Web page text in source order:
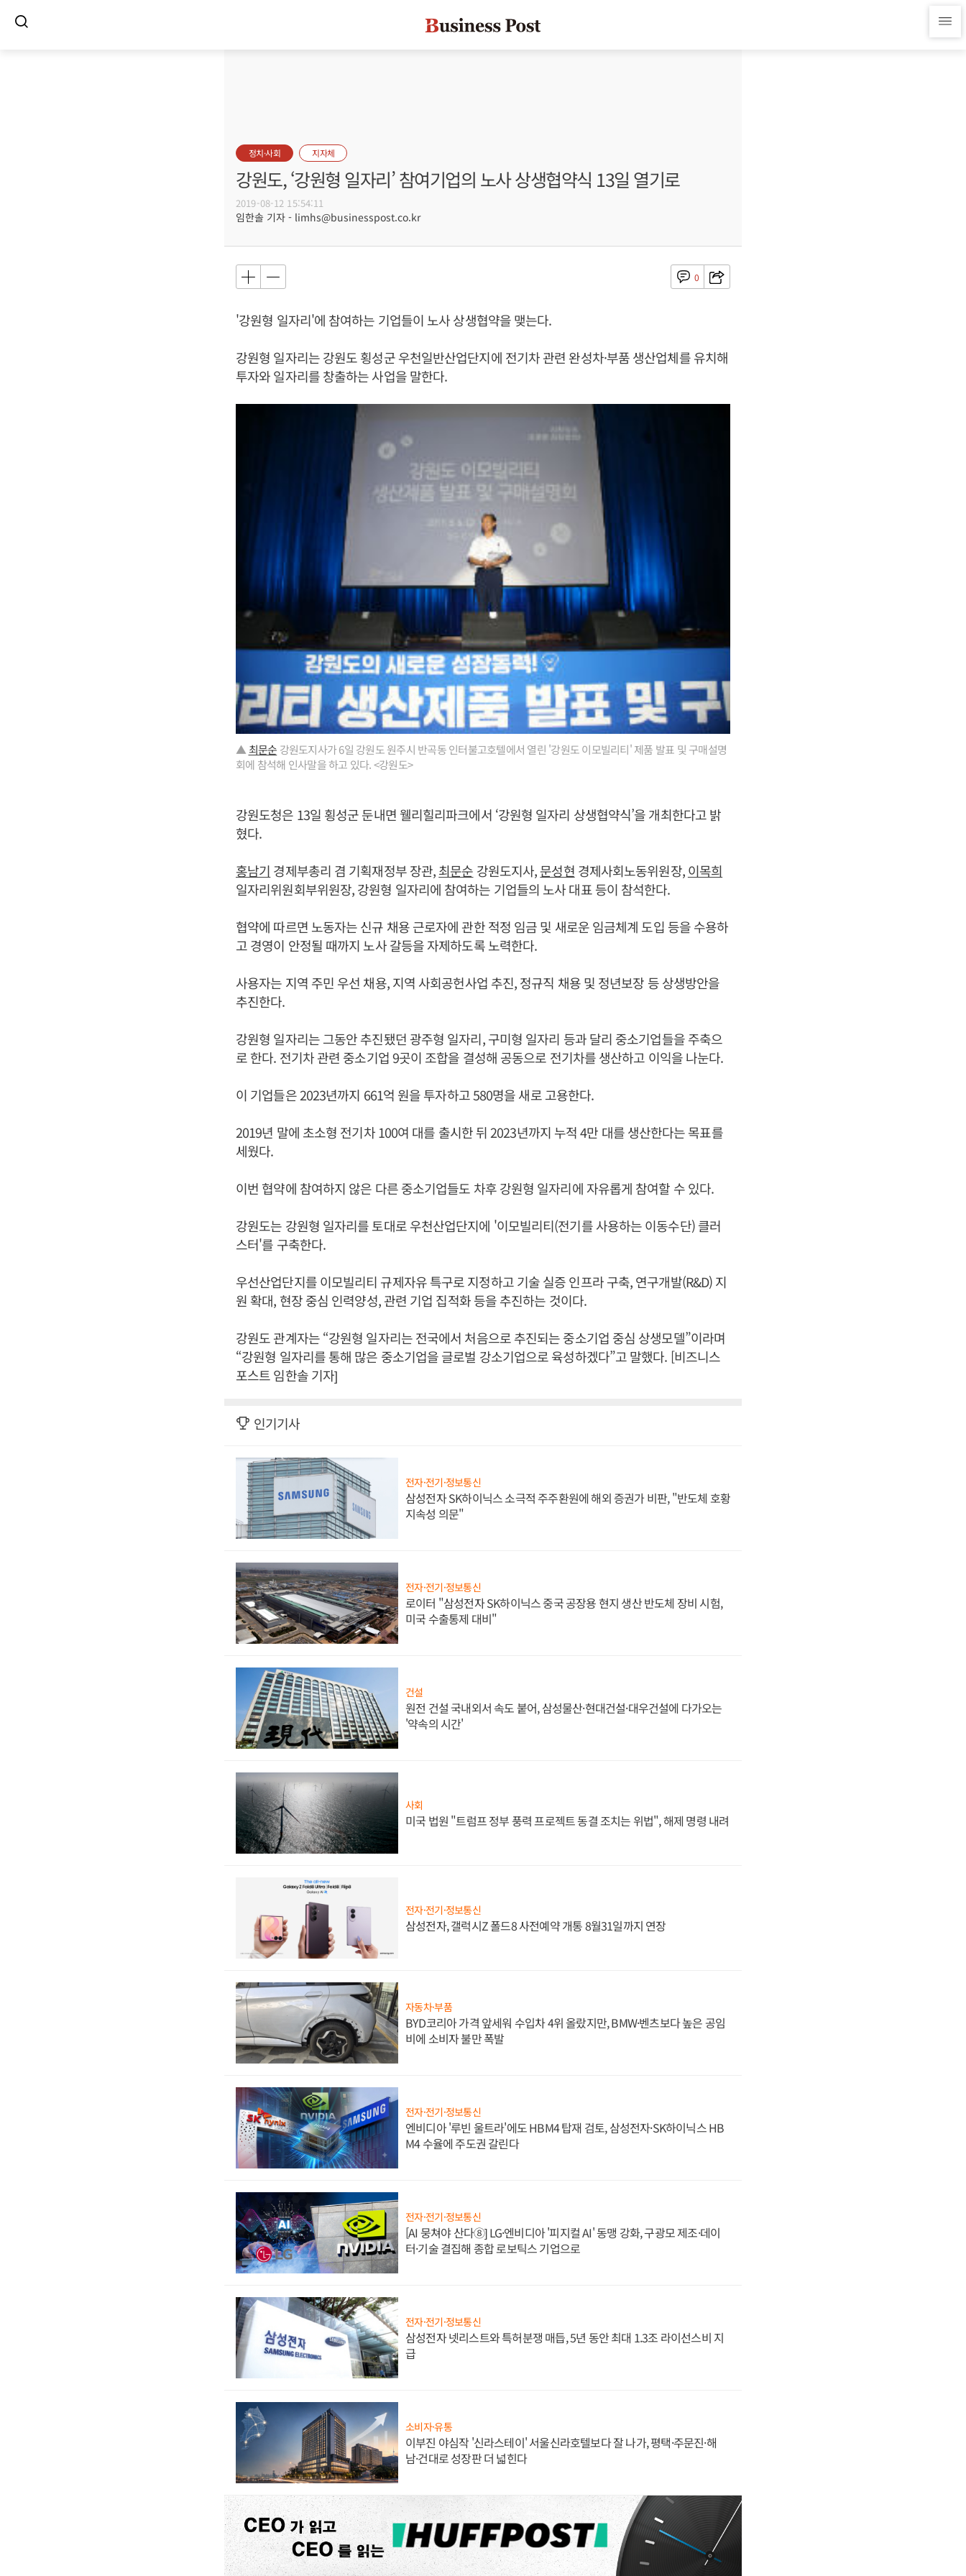
정치·사회 지자체
강원도, ‘강원형 일자리’ 참여기업의 노사 상생협약식 13일 열기로
2019-08-12 15:54:11
임한솔 기자 - limhs@businesspost.co.kr
0
'강원형 일자리'에 참여하는 기업들이 노사 상생협약을 맺는다.
강원형 일자리는 강원도 횡성군 우천일반산업단지에 전기차 관련 완성차·부품 생산업체를 유치해
투자와 일자리를 창출하는 사업을 말한다.
▲ 최문순 강원도지사가 6일 강원도 원주시 반곡동 인터불고호텔에서 열린 '강원도 이모빌리티' 제품 발표 및 구매설명
회에 참석해 인사말을 하고 있다. <강원도>
강원도청은 13일 횡성군 둔내면 웰리힐리파크에서 ‘강원형 일자리 상생협약식’을 개최한다고 밝
혔다.
홍남기 경제부총리 겸 기획재정부 장관,최문순 강원도지사,문성현 경제사회노동위원장,이목희
일자리위원회부위원장, 강원형 일자리에 참여하는 기업들의 노사 대표 등이 참석한다.
협약에 따르면 노동자는 신규 채용 근로자에 관한 적정 임금 및 새로운 임금체계 도입 등을 수용하
고 경영이 안정될 때까지 노사 갈등을 자제하도록 노력한다.
사용자는 지역 주민 우선 채용, 지역 사회공헌사업 추진, 정규직 채용 및 정년보장 등 상생방안을
추진한다.
강원형 일자리는 그동안 추진됐던 광주형 일자리, 구미형 일자리 등과 달리 중소기업들을 주축으
로 한다. 전기차 관련 중소기업 9곳이 조합을 결성해 공동으로 전기차를 생산하고 이익을 나눈다.
이 기업들은 2023년까지 661억 원을 투자하고 580명을 새로 고용한다.
2019년 말에 초소형 전기차 100여 대를 출시한 뒤 2023년까지 누적 4만 대를 생산한다는 목표를
세웠다.
이번 협약에 참여하지 않은 다른 중소기업들도 차후 강원형 일자리에 자유롭게 참여할 수 있다.
강원도는 강원형 일자리를 토대로 우천산업단지에 '이모빌리티(전기를 사용하는 이동수단) 클러
스터'를 구축한다.
우선산업단지를 이모빌리티 규제자유 특구로 지정하고 기술 실증 인프라 구축, 연구개발(R&D) 지
원 확대, 현장 중심 인력양성, 관련 기업 집적화 등을 추진하는 것이다.
강원도 관계자는 “강원형 일자리는 전국에서 처음으로 추진되는 중소기업 중심 상생모델”이라며
“강원형 일자리를 통해 많은 중소기업을 글로벌 강소기업으로 육성하겠다”고 말했다. [비즈니스
포스트 임한솔 기자]
인기기사
전자·전기·정보통신
삼성전자 SK하이닉스 소극적 주주환원에 해외 증권가 비판, "반도체 호황
지속성 의문"
전자·전기·정보통신
로이터 "삼성전자 SK하이닉스 중국 공장용 현지 생산 반도체 장비 시험,
미국 수출통제 대비"
건설
원전 건설 국내외서 속도 붙어, 삼성물산·현대건설·대우건설에 다가오는
'약속의 시간'
사회
미국 법원 "트럼프 정부 풍력 프로젝트 동결 조치는 위법", 해제 명령 내려
전자·전기·정보통신
삼성전자, 갤럭시Z 폴드8 사전예약 개통 8월31일까지 연장
자동차·부품
BYD코리아 가격 앞세워 수입차 4위 올랐지만, BMW·벤츠보다 높은 공임
비에 소비자 불만 폭발
전자·전기·정보통신
엔비디아 '루빈 울트라'에도 HBM4 탑재 검토, 삼성전자·SK하이닉스 HB
M4 수율에 주도권 갈린다
전자·전기·정보통신
[AI 뭉쳐야 산다⑧] LG·엔비디아 '피지컬 AI' 동맹 강화, 구광모 제조·데이
터·기술 결집해 종합 로보틱스 기업으로
전자·전기·정보통신
삼성전자 넷리스트와 특허분쟁 매듭, 5년 동안 최대 1.3조 라이선스비 지
급
소비자·유통
이부진 야심작 '신라스테이' 서울신라호텔보다 잘 나가, 평택·주문진·해
남·건대로 성장판 더 넓힌다